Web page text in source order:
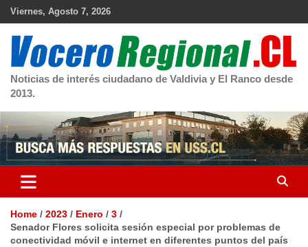
Skip
Viernes, Agosto 7, 2026
Noticias de interés ciudadano de Valdivia y El Ranco desde
2013.
Home 2023 Enero
3
Senador Flores solicita sesión especial por problemas de
conectividad móvil e internet en diferentes puntos del país